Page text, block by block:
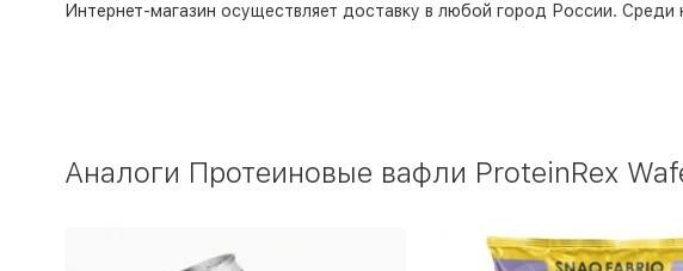
Интернет-магазин осуществляет доставку в любой город России. Среди
Аналоги Протеиновые вафли ProteinRex